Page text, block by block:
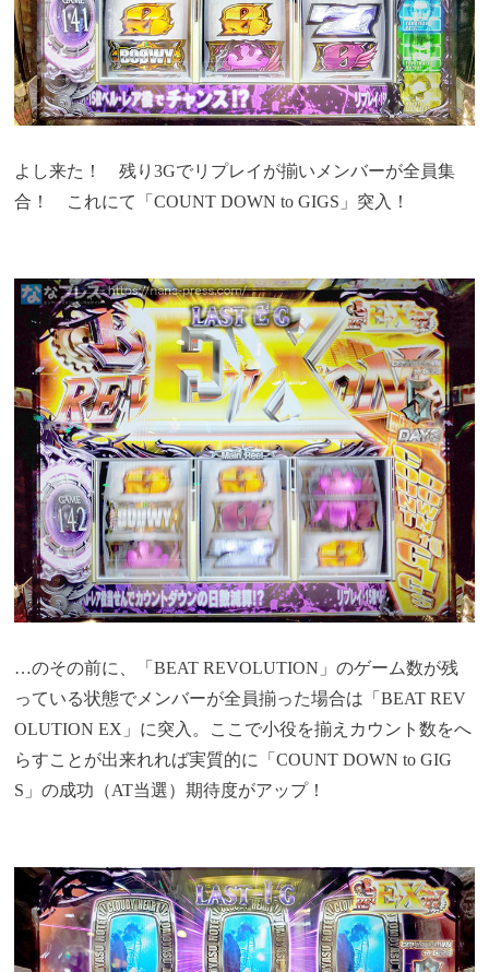
よし来た！ 残り3Gでリプレイが揃いメンバーが全員集
合！ これにて「COUNT DOWN to GIGS」突入！
…のその前に、「BEAT REVOLUTION」のゲーム数が残
っている状態でメンバーが全員揃った場合は「BEAT REV
OLUTION EX」に突入。ここで小役を揃えカウント数をへ
らすことが出来れれば実質的に「COUNT DOWN to GIG
S」の成功（AT当選）期待度がアップ！